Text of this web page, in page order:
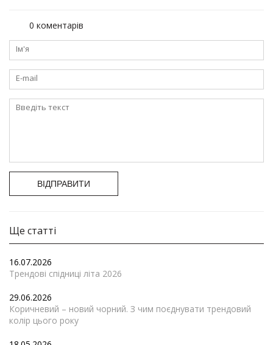
0 коментарів
ВІДПРАВИТИ
Ще статті
16.07.2026
Трендові спідниці літа 2026
29.06.2026
Коричневий – новий чорний. З чим поєднувати трендовий
колір цього року